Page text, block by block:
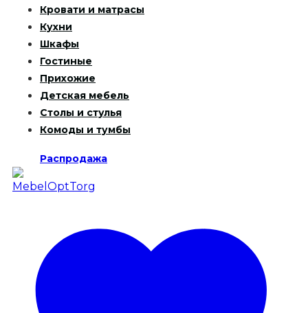
Кровати и матрасы
Кухни
Шкафы
Гостиные
Прихожие
Детская мебель
Столы и стулья
Комоды и тумбы
Распродажа